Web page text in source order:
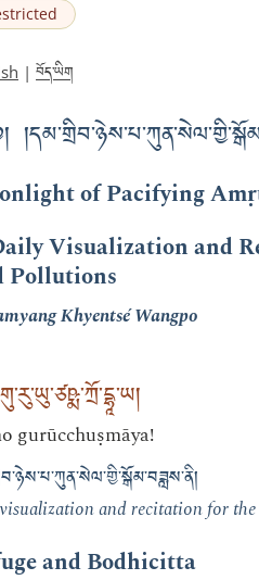
| བོད་ཡིག
of Pacifying
Visualization and
Pollutions
Khyentsé Wangpo
gurūcchuṣmāya!
and recitation for
and Bodhicitta